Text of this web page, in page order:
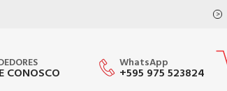
>
CONOSCO
WhatsApp
+595 975 523824